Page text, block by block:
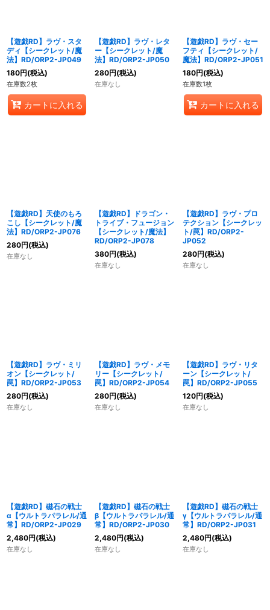
【遊戯RD】ラヴ・スタ
ディ【シークレット/魔
法】RD/ORP2-JP049
180円(税込)
在庫数2枚
カートに入れる
【遊戯RD】ラヴ・レタ
ー【シークレット/魔
法】RD/ORP2-JP050
280円(税込)
在庫なし
【遊戯RD】ラヴ・セー
フティ【シークレット/
魔法】RD/ORP2-JP051
180円(税込)
在庫数1枚
カートに入れる
【遊戯RD】天使のもろ
こし【シークレット/魔
法】RD/ORP2-JP076
280円(税込)
在庫なし
【遊戯RD】ドラゴン・
トライブ・フュージョン
【シークレット/魔法】
RD/ORP2-JP078
380円(税込)
在庫なし
【遊戯RD】ラヴ・プロ
テクション【シークレッ
ト/罠】RD/ORP2-
JP052
280円(税込)
在庫なし
【遊戯RD】ラヴ・ミリ
オン【シークレット/
罠】RD/ORP2-JP053
280円(税込)
在庫なし
【遊戯RD】ラヴ・メモ
リー【シークレット/
罠】RD/ORP2-JP054
280円(税込)
在庫なし
【遊戯RD】ラヴ・リタ
ーン【シークレット/
罠】RD/ORP2-JP055
120円(税込)
在庫なし
【遊戯RD】磁石の戦士
α【ウルトラパラレル/通
常】RD/ORP2-JP029
2,480円(税込)
在庫なし
【遊戯RD】磁石の戦士
β【ウルトラパラレル/通
常】RD/ORP2-JP030
2,480円(税込)
在庫なし
【遊戯RD】磁石の戦士
γ【ウルトラパラレル/通
常】RD/ORP2-JP031
2,480円(税込)
在庫なし